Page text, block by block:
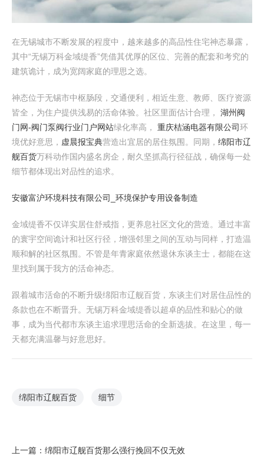
在无锡城市不断发展的程度中，越来越多的高品性住宅神态暴露，
其中“无锡万科金域缇香”凭借其优厚的区位、完善的配套和考究的
建筑诡计，成为宽阔家庭的理思之选。
神态位于无锡市中枢肠段，交通便利，相近生意、教师、医疗资源
皆全，为住户提供浅易的活命体验。社区里面估计合理， 湖州阀
门网-阀门泵阀行业门户网站绿化率高， 重庆桔涵电器有限公司环
境优好意思， 虚晨报宝典营造出宜居的居住氛围。同期， 绵阳市辽
舰百货万科动作国内盛名房企，耐久坚抓高行径征战，确保每一处
细节都体现出对品性的追求。
安徽富沪环境科技有限公司_环境保护专用设备制造
金域缇香不仅详实居住舒戒指，更养息社区文化的营造。通过丰富
的寰宇空间诡计和社区行径，增强邻里之间的互动与同样，打造温
顺和解的社区氛围。不管是年青家庭依然退休东谈主士，都能在这
里找到属于我方的活命神态。
跟着城市活命的不断升级绵阳市辽舰百货，东谈主们对居住品性的
条款也在不断晋升。无锡万科金域缇香以超卓的品性和贴心的做
事，成为当代都市东谈主追求理思活命的全新选拔。在这里，每一
天都充满温馨与好意思好。
绵阳市辽舰百货 细节
上一篇： 绵阳市辽舰百货那么强行挽回不仅无效